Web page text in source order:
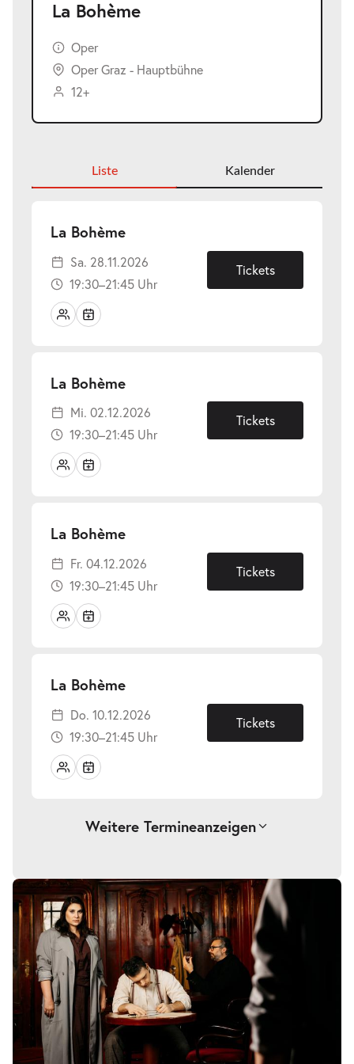
La Bohème
Oper
Oper Graz - Hauptbühne
12+
Liste Kalender
La Bohème-
28.11.2026
Sa. 28.11.2026
19:30–21:45 Uhr
Tickets
La Bohème-
02.12.2026
Mi. 02.12.2026
19:30–21:45 Uhr
Tickets
La Bohème-
04.12.2026
Fr. 04.12.2026
19:30–21:45 Uhr
Tickets
La Bohème-
10.12.2026
Do. 10.12.2026
19:30–21:45 Uhr
Tickets
Weitere Termineanzeigen
La Bohème-
Mi.
16.12.2026
Mi. 16.12.2026
19:30–21:45 Uhr
Tickets
La Bohème
So.